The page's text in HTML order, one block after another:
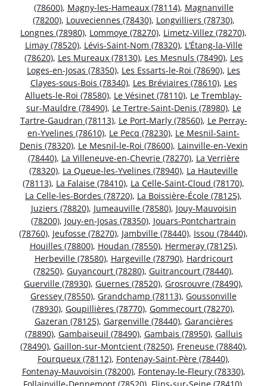
(78600), Magny-les-Hameaux (78114), Magnanville
(78200), Louveciennes (78430), Longvilliers (78730),
Longnes (78980), Lommoye (78270), Limetz-Villez (78270),
Limay (78520), Lévis-Saint-Nom (78320), L’Étang-la-Ville
(78620), Les Mureaux (78130), Les Mesnuls (78490), Les
Loges-en-Josas (78350), Les Essarts-le-Roi (78690), Les
Clayes-sous-Bois (78340), Les Bréviaires (78610), Les
Alluets-le-Roi (78580), Le Vésinet (78110), Le Tremblay-
sur-Mauldre (78490), Le Tertre-Saint-Denis (78980), Le
Tartre-Gaudran (78113), Le Port-Marly (78560), Le Perray-
en-Yvelines (78610), Le Pecq (78230), Le Mesnil-Saint-
Denis (78320), Le Mesnil-le-Roi (78600), Lainville-en-Vexin
(78440), La Villeneuve-en-Chevrie (78270), La Verrière
(78320), La Queue-les-Yvelines (78940), La Hauteville
(78113), La Falaise (78410), La Celle-Saint-Cloud (78170),
La Celle-les-Bordes (78720), La Boissière-École (78125),
Juziers (78820), Jumeauville (78580), Jouy-Mauvoisin
(78200), Jouy-en-Josas (78350), Jouars-Pontchartrain
(78760), Jeufosse (78270), Jambville (78440), Issou (78440),
Houilles (78800), Houdan (78550), Hermeray (78125),
Herbeville (78580), Hargeville (78790), Hardricourt
(78250), Guyancourt (78280), Guitrancourt (78440),
Guerville (78930), Guernes (78520), Grosrouvre (78490),
Gressey (78550), Grandchamp (78113), Goussonville
(78930), Goupillières (78770), Gommecourt (78270),
Gazeran (78125), Gargenville (78440), Garancières
(78890), Gambaiseuil (78490), Gambais (78950), Galluis
(78490), Gaillon-sur-Montcient (78250), Freneuse (78840),
Fourqueux (78112), Fontenay-Saint-Père (78440),
Fontenay-Mauvoisin (78200), Fontenay-le-Fleury (78330),